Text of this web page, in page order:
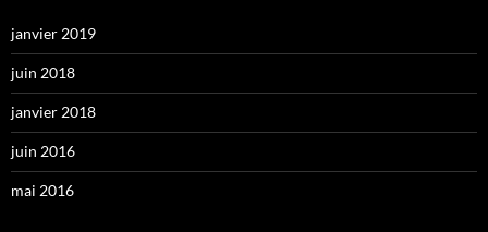
janvier 2019
juin 2018
janvier 2018
juin 2016
mai 2016